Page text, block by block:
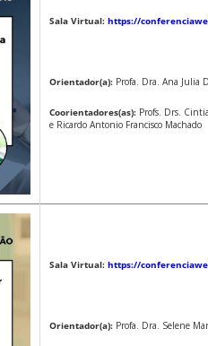
Sala Virtual: https://
Orientador(a): Profa. Dra. Ana Julia
Coorientadores(as): Profs. Drs.
e Ricardo Antonio Francisco Machado
Sala Virtual: https://
Orientador(a): Profa. Dra. Selene